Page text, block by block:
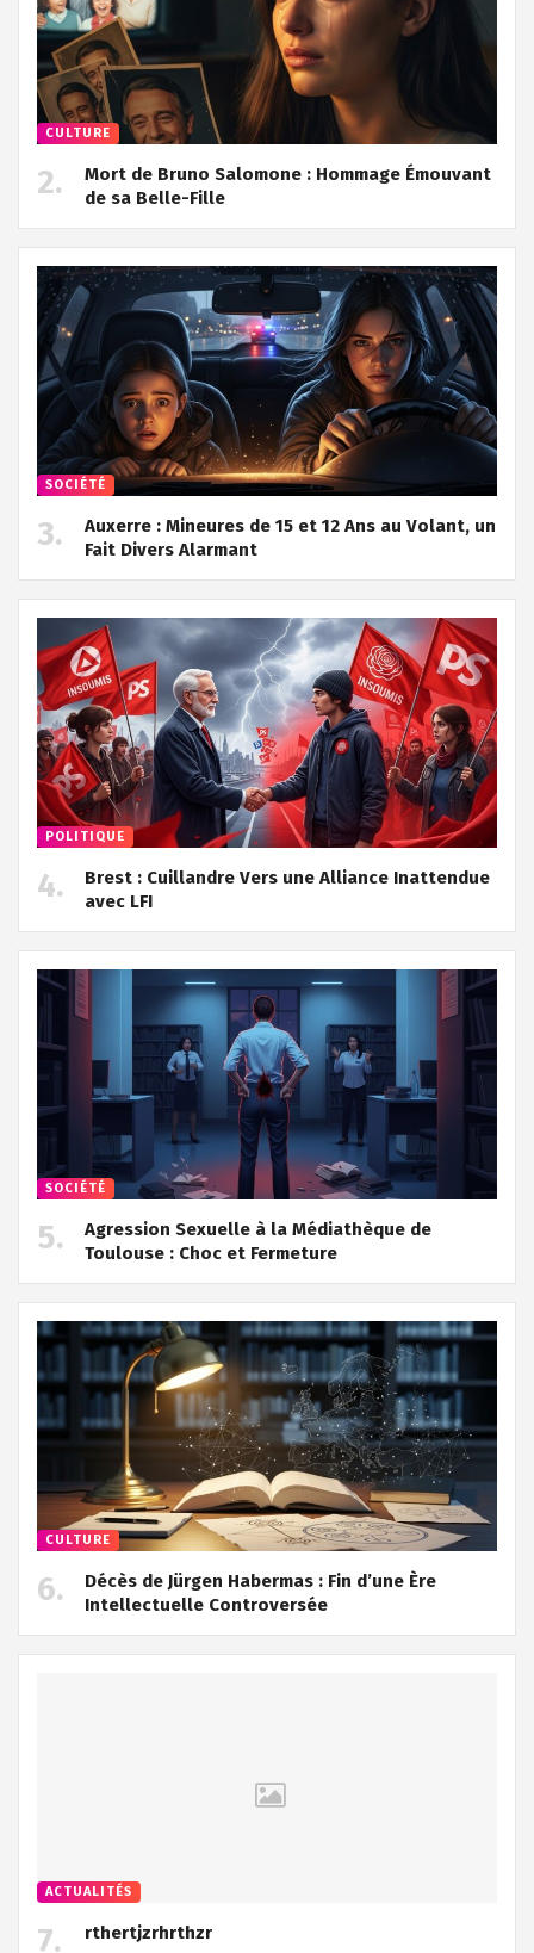
CULTURE
Mort de Bruno Salomone : Hommage Émouvant
de sa Belle-Fille
SOCIÉTÉ
Auxerre : Mineures de 15 et 12 Ans au Volant, un
Fait Divers Alarmant
POLITIQUE
Brest : Cuillandre Vers une Alliance Inattendue
avec LFI
SOCIÉTÉ
Agression Sexuelle à la Médiathèque de
Toulouse : Choc et Fermeture
CULTURE
Décès de Jürgen Habermas : Fin d’une Ère
Intellectuelle Controversée
ACTUALITÉS
rthertjzrhrthzr